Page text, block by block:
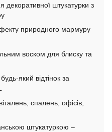
декоративної штукатурки з
природного мармуру
воском для блиску та
який відтінок за
спалень, офісів,
штукатуркою –